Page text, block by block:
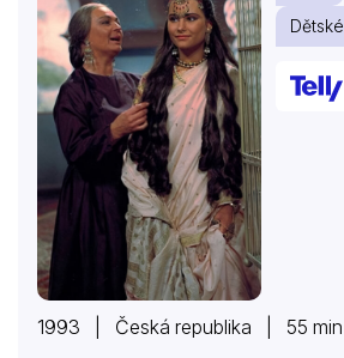
Dětské
1993 | Česká republika | 55 min